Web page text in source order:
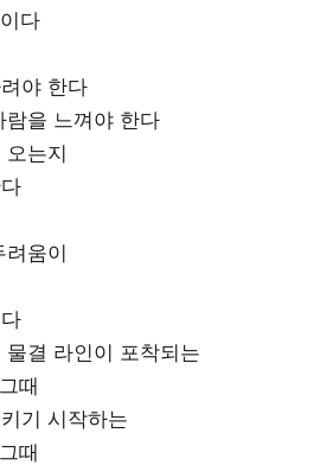
다
야 한다
람을 느껴야 한다
는지
움이
결 라인이 포착되는
때
기 시작하는
때